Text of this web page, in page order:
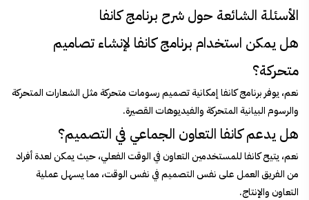
الأسئلة الشائعة حول شرح برنامج كانفا
هل يمكن استخدام برنامج كانفا لإنشاء تصاميم
متحركة؟
نعم، يوفر برنامج كانفا إمكانية تصميم رسومات متحركة مثل الشعارات المتحركة
والرسوم البيانية المتحركة والفيديوهات القصيرة.
هل يدعم كانفا التعاون الجماعي في التصميم؟
نعم، يتيح كانفا للمستخدمين التعاون في الوقت الفعلي، حيث يمكن لعدة أفراد
من الفريق العمل على نفس التصميم في نفس الوقت، مما يسهل عملية
التعاون والإنتاج.